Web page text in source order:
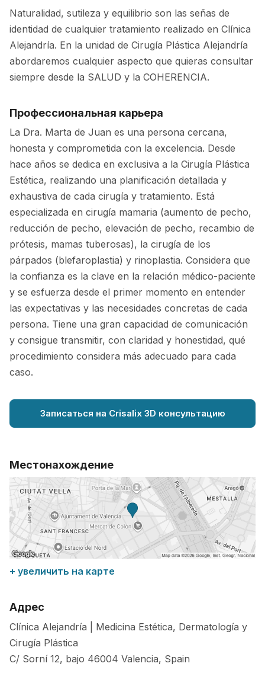
Naturalidad, sutileza y equilibrio son las señas de
identidad de cualquier tratamiento realizado en Clínica
Alejandría. En la unidad de Cirugía Plástica Alejandría
abordaremos cualquier aspecto que quieras consultar
siempre desde la SALUD y la COHERENCIA.
Профессиональная карьера
La Dra. Marta de Juan es una persona cercana,
honesta y comprometida con la excelencia. Desde
hace años se dedica en exclusiva a la Cirugía Plástica
Estética, realizando una planificación detallada y
exhaustiva de cada cirugía y tratamiento. Está
especializada en cirugía mamaria (aumento de pecho,
reducción de pecho, elevación de pecho, recambio de
prótesis, mamas tuberosas), la cirugía de los
párpados (blefaroplastia) y rinoplastia. Considera que
la confianza es la clave en la relación médico-paciente
y se esfuerza desde el primer momento en entender
las expectativas y las necesidades concretas de cada
persona. Tiene una gran capacidad de comunicación
y consigue transmitir, con claridad y honestidad, qué
procedimiento considera más adecuado para cada
caso.
Записаться на Crisalix 3D консультацию
Местонахождение
+ увеличить на карте
Адрес
Clínica Alejandría | Medicina Estética, Dermatología y
Cirugía Plástica
C/ Sorní 12, bajo 46004 Valencia, Spain